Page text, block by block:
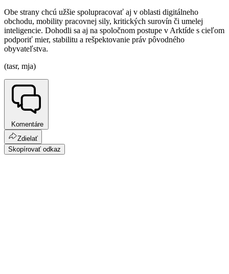
Obe strany chcú užšie spolupracovať aj v oblasti digitálneho
obchodu, mobility pracovnej sily, kritických surovín či umelej
inteligencie. Dohodli sa aj na spoločnom postupe v Arktíde s cieľom
podporiť mier, stabilitu a rešpektovanie práv pôvodného
obyvateľstva.
(tasr, mja)
Komentáre
Zdielať
Skopírovať odkaz